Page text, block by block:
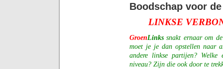
Boodschap voor
LINKSE
GroenLinks snakt ernaar om
moet je je dan opstellen naar
andere linkse partijen?
niveau? Zijn die ook door te